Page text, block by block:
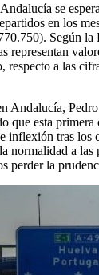
se
en los
Según la
representan
respecto a las
Andalucía,
que esta
inflexión tras los
normalidad a las
perder la